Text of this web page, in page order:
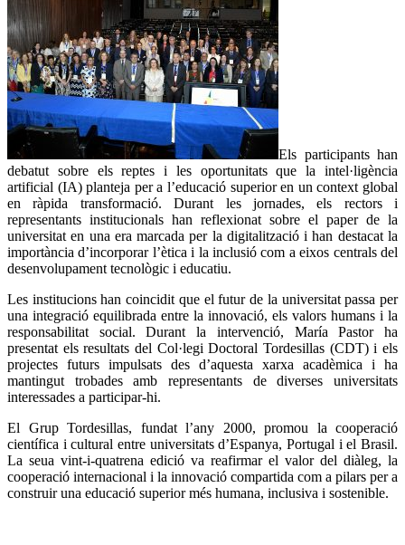
Els participants han
debatut sobre els reptes i les oportunitats que la intel·ligència
artificial (IA) planteja per a l’educació superior en un context global
en ràpida transformació. Durant les jornades, els rectors i
representants institucionals han reflexionat sobre el paper de la
universitat en una era marcada per la digitalització i han destacat la
importància d’incorporar l’ètica i la inclusió com a eixos centrals del
desenvolupament tecnològic i educatiu.
Les institucions han coincidit que el futur de la universitat passa per
una integració equilibrada entre la innovació, els valors humans i la
responsabilitat social. Durant la intervenció, María Pastor ha
presentat els resultats del Col·legi Doctoral Tordesillas (CDT) i els
projectes futurs impulsats des d’aquesta xarxa acadèmica i ha
mantingut trobades amb representants de diverses universitats
interessades a participar-hi.
El Grup Tordesillas, fundat l’any 2000, promou la cooperació
científica i cultural entre universitats d’Espanya, Portugal i el Brasil.
La seua vint-i-quatrena edició va reafirmar el valor del diàleg, la
cooperació internacional i la innovació compartida com a pilars per a
construir una educació superior més humana, inclusiva i sostenible.